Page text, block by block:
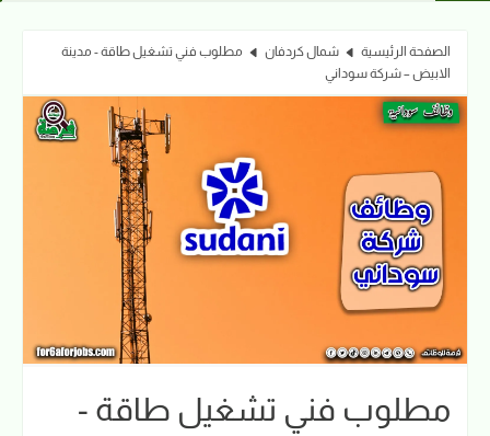
الصفحة الرئيسية شمال كردفان
مطلوب فني تشغيل طاقة - مدينة
الابيض – شركة سوداني
مطلوب فني تشغيل طاقة -